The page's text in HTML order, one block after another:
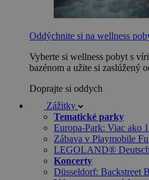
Oddýchnite si na wellness
Vyberte si wellness pobyt s
bazénom a užite si zaslúžený
Doprajte si oddych
Zážitky
Tematické parky
Europa-Park: Viac ako
Zábava v Playmobile
LEGOLAND®
Koncerty
Düsseldorf: Backstreet